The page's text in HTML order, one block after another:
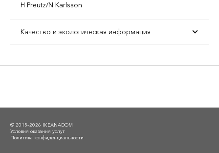
H Preutz/N Karlsson
Качество и экологическая информация
© 2015–2026 IKEANADOM
Условия оказания услуг
Политика конфиденциальности